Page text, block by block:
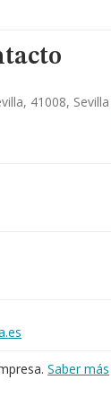
41008, Sevilla
Saber más